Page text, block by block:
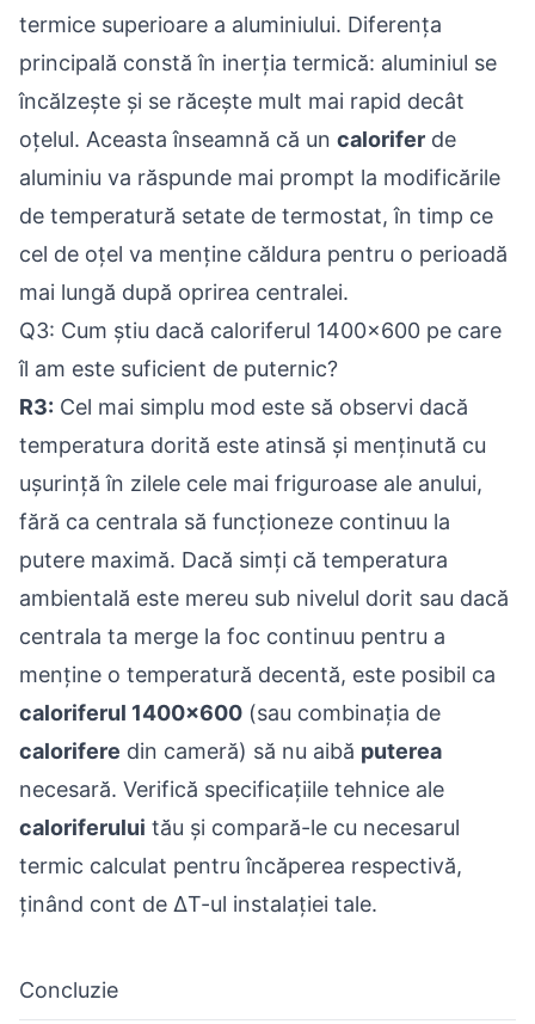
termice superioare a aluminiului. Diferența
principală constă în inerția termică: aluminiul se
încălzește și se răcește mult mai rapid decât
oțelul. Aceasta înseamnă că un calorifer de
aluminiu va răspunde mai prompt la modificările
de temperatură setate de termostat, în timp ce
cel de oțel va menține căldura pentru o perioadă
mai lungă după oprirea centralei.
Q3: Cum știu dacă caloriferul 1400x600 pe care
îl am este suficient de puternic?
R3: Cel mai simplu mod este să observi dacă
temperatura dorită este atinsă și menținută cu
ușurință în zilele cele mai friguroase ale anului,
fără ca centrala să funcționeze continuu la
putere maximă. Dacă simți că temperatura
ambientală este mereu sub nivelul dorit sau dacă
centrala ta merge la foc continuu pentru a
menține o temperatură decentă, este posibil ca
caloriferul 1400x600 (sau combinația de
calorifere din cameră) să nu aibă puterea
necesară. Verifică specificațiile tehnice ale
caloriferului tău și compară-le cu necesarul
termic calculat pentru încăperea respectivă,
ținând cont de ΔT-ul instalației tale.
Concluzie